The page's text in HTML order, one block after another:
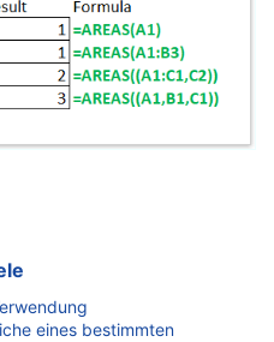
eines bestimmten